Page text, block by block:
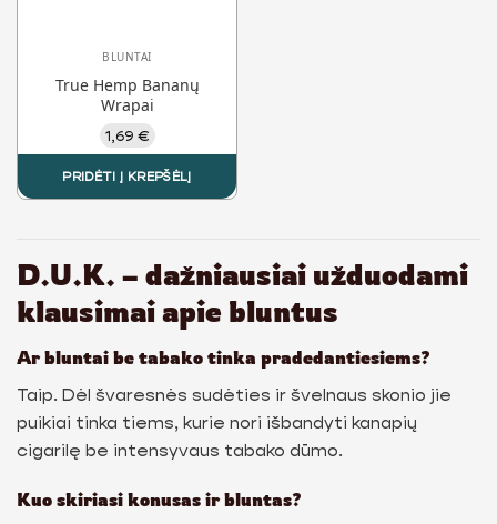
BLUNTAI
True Hemp Bananų
Wrapai
1,69 €
PRIDĖTI Į KREPŠĖLĮ
D.U.K. – dažniausiai užduodami
klausimai apie bluntus
Ar bluntai be tabako tinka pradedantiesiems?
Taip. Dėl švaresnės sudėties ir švelnaus skonio jie
puikiai tinka tiems, kurie nori išbandyti kanapių
cigarilę be intensyvaus tabako dūmo.
Kuo skiriasi konusas ir bluntas?